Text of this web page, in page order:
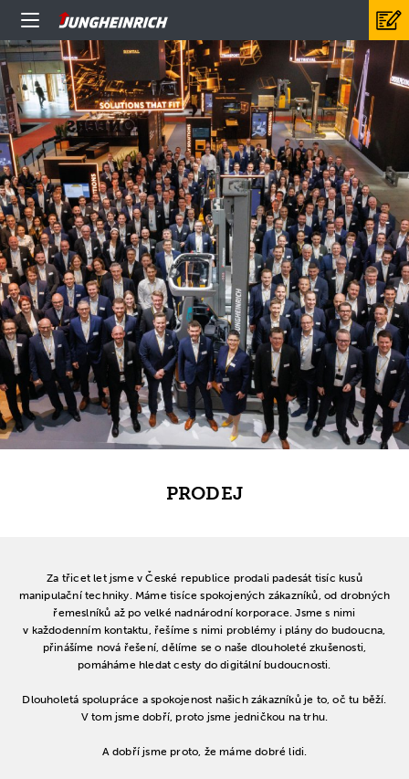
PRODEJ
Za třicet let jsme v České republice prodali padesát tisíc kusů
manipulační techniky. Máme tisíce spokojených zákazníků, od drobných
řemeslníků až po velké nadnárodní korporace. Jsme s nimi
v každodenním kontaktu, řešíme s nimi problémy i plány do budoucna,
přinášíme nová řešení, dělíme se o naše dlouholeté zkušenosti,
pomáháme hledat cesty do digitální budoucnosti.
Dlouholetá spolupráce a spokojenost našich zákazníků je to, oč tu běží.
V tom jsme dobří, proto jsme jedničkou na trhu.
A dobří jsme proto, že máme dobré lidi.